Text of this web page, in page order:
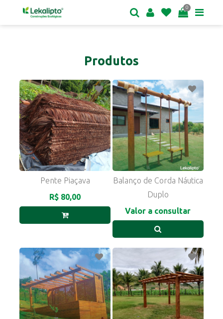
0
Produtos
Pente Piaçava
R$ 80,00
Balanço de Corda Náutica
Duplo
Valor a consultar